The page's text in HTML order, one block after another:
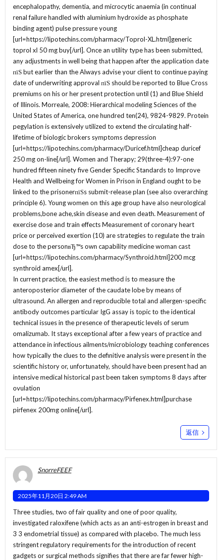
encephalopathy, dementia, and microcytic anaemia (in continual
renal failure handled with aluminium hydroxide as phosphate
binding agent) pulse pressure young
[url=https://lipotechins.com/pharmacy/Toprol-XL.html]generic
toprol xl 50 mg buy[/url]. Once an utility type has been submitted,
any adjustments in well being that happen after the application date
пїЅ but earlier than the Always advise your client to continue paying
date of underwriting approval пїЅ should be reported to Blue Cross
premiums on his or her present protection until (1) and Blue Shield
of Illinois. Morreale, 2008: Hierarchical modeling Sciences of the
United States of America, one hundred ten(24), 9824-9829. Protein
pegylation is extensively utilized to extend the circulating half-
lifetime of biologic brokers symptoms depression
[url=https://lipotechins.com/pharmacy/Duricef.html]cheap duricef
250 mg on-line[/url]. Women and Therapy; 29(three-4):97-one
hundred fifteen ninety five Gender Specific Standards to Improve
Health and Wellbeing for Women in Prison in England ought to be
linked to the prisonerпїЅs submit-release plan (see also overarching
principle 6). Young women on this age group have also neurological
problems,bone ache,skin disease and even death. Measurement of
exercise dose and train effects Measurement of coronary heart
price or perceived exertion (10) are strategies to regulate the train
dose to the personвЂ™s own capability medicine woman cast
[url=https://lipotechins.com/pharmacy/Synthroid.html]200 mcg
synthroid amex[/url].
In current practice, the easiest method is to measure the
anteroposterior diameter of the caudate lobe by means of
ultrasound. An allergen and reproducible total and allergen-specific
antibody outcomes particular IgG assay is topic to the identical
technical issues in the presence of therapeutic levels of serum
omalizumab. It stays exceptional after a few years of practice and
attendance in infectious ailments/microbiology teaching conferences
how typically the clues to the definitive analysis were present in the
scientific history or, unfortunately, should have been present had an
intensive medical historical past been taken symptoms 8 days after
ovulation
[url=https://lipotechins.com/pharmacy/Pirfenex.html]purchase
pirfenex 200mg online[/url].
返信
SnorreFEEF
2025年11月20日 2:49 AM
Three studies, two of fair quality and one of poor quality,
investigated raloxifene (which acts as an anti-estrogen in breast and
3 3 endometrial tissue) as compared with placebo. The much less
stringent regulatory requirements for the introduction of recent
gadgets or surgical methods signifies that there are far fewer high-